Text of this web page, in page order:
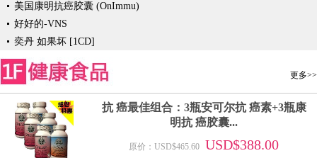
美国康明抗癌胶囊 (OnImmu)
好好的-VNS
奕丹 如果坏 [1CD]
更多>>
抗 癌最佳组合：3瓶安可尔抗 癌素+3瓶康
明抗 癌胶囊...
原价：USD$465.60 USD$388.00